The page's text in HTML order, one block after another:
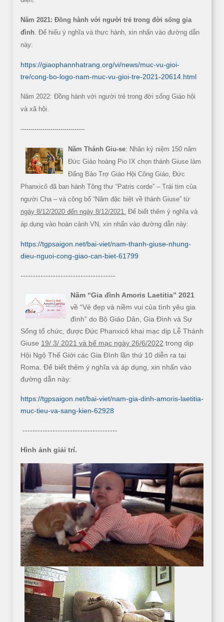
Năm 2021: Đồng hành với người trẻ trong đời sống gia
đình. Để hiểu ý nghĩa và thực hành, xin nhấn vào đường dẫn
này:
https://giaophannhatrang.org/vi/news/muc-vu-gioi-
tre/cong-bo-logo-nam-muc-vu-gioi-tre-2021-20614.html
Năm 2022: Đồng hành với người trẻ trong đời sống Giáo hội
và xã hội.
--------------------------------
Năm Thánh Giu-se: Nhân kỷ niệm 150 năm
Đức Giáo hoàng Pio IX chọn thánh Giuse làm
Đấng Bảo Trợ Giáo Hội Công Giáo, Đức
Phanxicô đã ban hành Tông thư “Patris corde” – Trái tim của
người Cha – và công bố “Năm đặc biệt về thánh Giuse” từ
ngày 8/12/2020 đến ngày 8/12/2021. Để biết thêm ý nghĩa và
áp dụng vào hoàn cảnh VN, xin nhấn vào đường dẫn này:
https://tgpsaigon.net/bai-viet/nam-thanh-giuse-nhung-
dieu-nguoi-cong-giao-can-biet-61799
--------------------------------------
Năm “Gia đình Amoris Laetitia” 2021
về “Vẻ đẹp và niềm vui của tình yêu gia
đình” do Bộ Giáo Dân, Gia Đình và Sự
Sống tổ chức, được Đức Phanxicô khai mạc dịp Lễ Thánh
Giuse 19/ 3/ 2021 và bế mạc ngày 26/6/2022 trong dịp
Hội Ngộ Thế Giới các Gia Đình lần thứ 10 diễn ra tại
Roma. Để biết thêm ý nghĩa và áp dụng, xin nhấn vào
đường dẫn này:
https://tgpsaigon.net/bai-viet/nam-gia-dinh-amoris-laetitia-
muc-tieu-va-sang-kien-62928
--------------------------------------
Hình ảnh giải trí.